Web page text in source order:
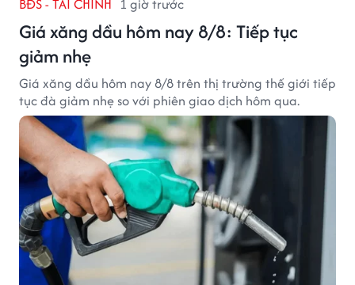
Giá xăng dầu hôm nay 8/8: Tiếp tục
giảm nhẹ
Giá xăng dầu hôm nay 8/8 trên thị trường thế giới tiếp
tục đà giảm nhẹ so với phiên giao dịch hôm qua.